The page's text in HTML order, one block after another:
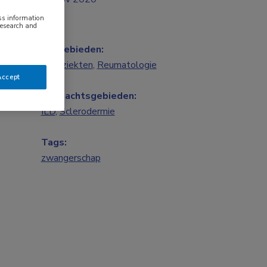
Vakgebieden:
Longziekten, Reumatologie
Aandachtsgebieden:
ILD,Sclerodermie
Tags:
zwangerschap
information
and